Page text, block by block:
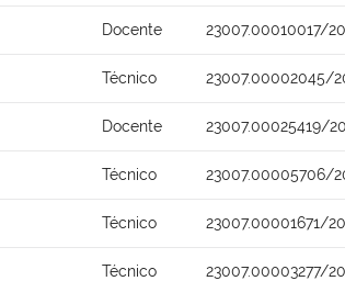
Docente 23007.00010017/
Técnico 23007.00002045/
Docente 23007.00025419/
Técnico 23007.00005706/
Técnico 23007.00001671/
Técnico 23007.00003277/